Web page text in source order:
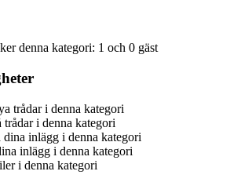
denna kategori: 1 och 0 gäst
trådar i denna kategori
trådar i denna kategori
dina inlägg i denna kategori
inlägg i denna kategori
i denna kategori